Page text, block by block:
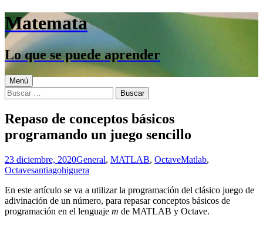
Saltar
al
contenido
Matemata
Lo que se puede aprender
Menú
Buscar:
Repaso de conceptos básicos
programando un juego sencillo
23 diciembre, 2020General, MATLAB, OctaveMatlab,
Octavesantiagohiguera
En este artículo se va a utilizar la programación del clásico juego de
adivinación de un número, para repasar conceptos básicos de
programación en el lenguaje m de MATLAB y Octave.